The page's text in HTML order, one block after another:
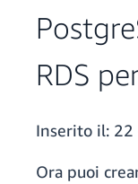
RDS
Inserito il: 22
Ora puoi